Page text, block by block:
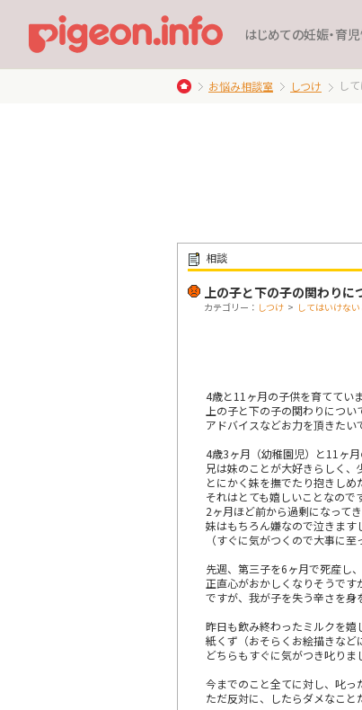
はじめての妊娠・育
お悩み相談室 しつけ し
相談
上の子と下の子の関わりに
カテゴリー： しつけ > してはいけな
4歳と11ヶ月の子供を育てていま
上の子と下の子の関わりについ
アドバイスなどお力を頂きたい
4歳3ヶ月（幼稚園児）と11ヶ月
兄は妹のことが大好きらしく、
とにかく妹を撫でたり抱きしめ
それはとても嬉しいことなので
2ヶ月ほど前から過剰になってき
妹はもちろん嫌なので泣きます
（すぐに気がつくので大事に至
先週、第三子を6ヶ月で死産し
正直心がおかしくなりそうです
ですが、我が子を失う辛さを身
昨日も飲み終わったミルクを嬉
紙くず（おそらくお絵描きなど
どちらもすぐに気がつき叱りま
今までのこと全てに対し、叱っ
ただ反対に、したらダメなこと